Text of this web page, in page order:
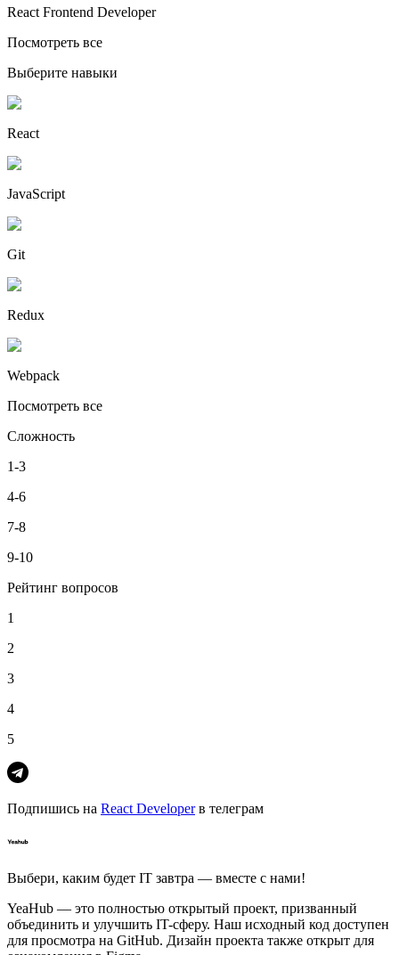
React Frontend Developer
Посмотреть все
Выберите навыки
React
JavaScript
Git
Redux
Webpack
Посмотреть все
Сложность
1-3
4-6
7-8
9-10
Рейтинг вопросов
1
2
3
4
5
Подпишись на React Developerв телеграм
Выбери, каким будет IT завтра — вместе c нами!
YeaHub — это полностью открытый проект, призванный
объединить и улучшить IT-сферу. Наш исходный код доступен
для просмотра на GitHub. Дизайн проекта также открыт для